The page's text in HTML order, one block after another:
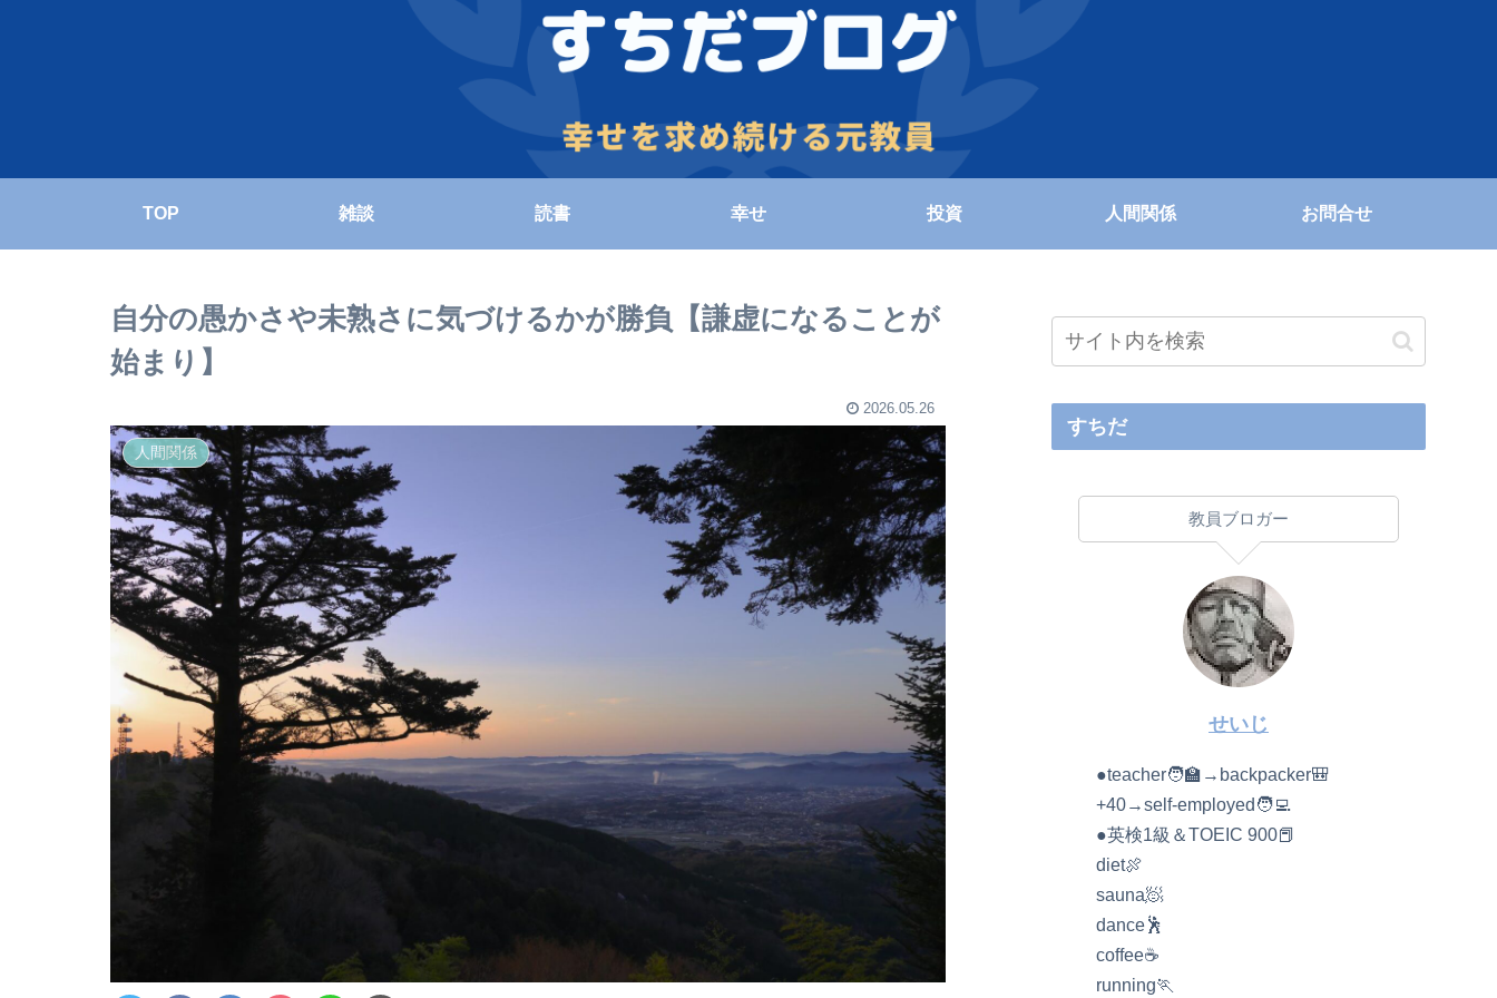
TOP 雑談 読書 幸せ 投資 人間関係 お問合せ
自分の愚かさや未熟さに気づけるかが勝負【謙虚になることが
始まり】
2026.05.26
人間関係
すちだ
教員ブロガー
せいじ
●teacher🧑‍🏫→backpacker🎒
+40→self-employed🧑‍💻
●英検1級＆TOEIC 900📕
diet🍖
sauna🧖
dance🕺
coffee☕️
running🏃